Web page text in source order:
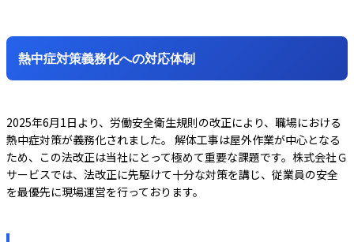
熱中症対策義務化への対応体制
2025年6月1日より、労働安全衛生規則の改正により、職場における
熱中症対策が義務化されました。 解体工事は屋外作業が中心となる
ため、この法改正は当社にとって極めて重要な課題です。株式会社Ｇ
サービスでは、法改正に先駆けて十分な対策を講じ、従業員の安全
を最優先に現場運営を行っております。